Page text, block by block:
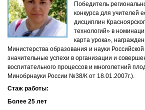
ВОПРОСЫ И ОТВЕТЫ
ОБРАЗЦЫ ВЫДАВАЕМЫХ ДОКУМЕНТОВ
ОТЗЫВЫ
СТОИМОСТЬ
Победитель
конкурса для учителей
дисциплин
технологий» в
карта урока»,
Министерства образования и науки
значительные успехи в организации и
воспитательного процессов и многолетний
Минобрнауки России №38/К от 18.01.2007г.).
Стаж работы:
Более 25 лет